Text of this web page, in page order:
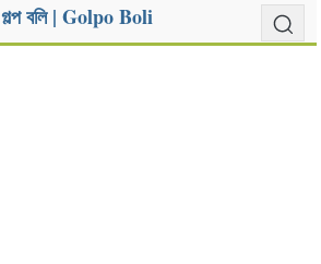
গল্প বলি | Golpo Boli